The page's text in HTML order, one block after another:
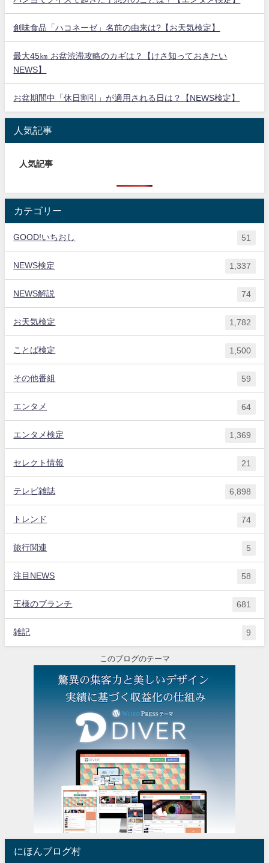
創味食品「ハコネーゼ」名前の由来は?【お天気検定】
最大45㎞ お盆渋滞攻略のカギは？【けさ知っておきたい
NEWS】
お盆期間中「休日割引」が適用される日は？【NEWS検定】
人気記事
人気記事
カテゴリー
GOOD!いちおし 51
NEWS検定 1,337
NEWS解説 74
お天気検定 1,782
ことば検定 1,500
その他番組 59
エンタメ 64
エンタメ検定 1,369
セレクト情報 21
テレビ雑誌 6,898
トレンド 74
旅行関連 5
注目NEWS 58
王様のブランチ 681
雑記 9
このブログのテーマ
にほんブログ村